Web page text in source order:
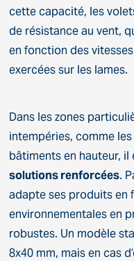
cette capacité, les
de résistance au vent,
en fonction des
exercées sur les lames.
Dans les zones
intempéries, comme
bâtiments en hauteur,
solutions renforcées.
adapte ses produits
environnementales en
robustes. Un modèle
8x40 mm, mais en cas